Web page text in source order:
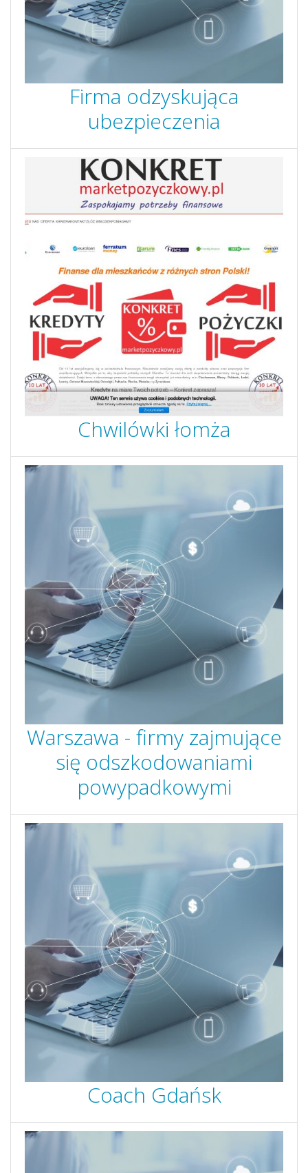
Firma odzyskująca
ubezpieczenia
Chwilówki łomża
Warszawa - firmy zajmujące
się odszkodowaniami
powypadkowymi
Coach Gdańsk